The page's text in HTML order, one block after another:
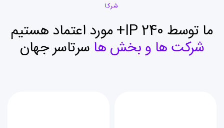
شرکا
ما توسط IP 240+ مورد اعتماد هستیم
شرکت ها و بخش ها سرتاسر جهان